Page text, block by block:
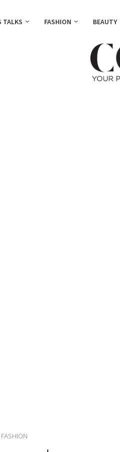
TALKS FASHION BEAUTY
FASHION